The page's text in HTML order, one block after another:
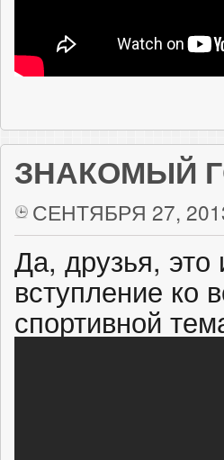
ЗНАКОМЫЙ
СЕНТЯБРЯ 27,
Да, друзья, это
вступление ко
спортивной